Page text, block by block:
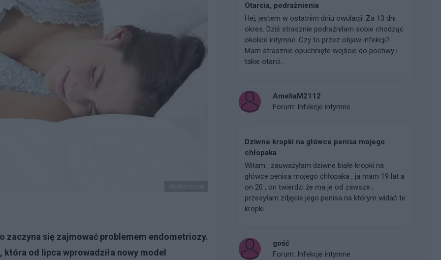
zaczyna się zajmować problemem endometriozy.
od lipca wprowadziła nowy model
Otarcia, podrażnienia
Hej, jestem w ostatnim dniu owulacji. Za 13 dni
okres. Dziś strasznie podrażniłam sobie chodząc
okolice intymne. Czy to przez objaw infekcji?
Mam strasznie opuchnięte wejście do pochwy i
takie otarci...
AmeliaM2112
Forum: Infekcje intymne
Dziwne kropki na główce penisa mojego
chłopaka
Witam , zauważyłam dziwne białe kropki na
główce penisa mojego chłopaka , ja mam 19 lat a
on 20 , on twierdzi że ma je od zawsze ,
przesyłam zdjęcie jego penisa na którym widać te
kropki
gość
Forum: Infekcje intymne